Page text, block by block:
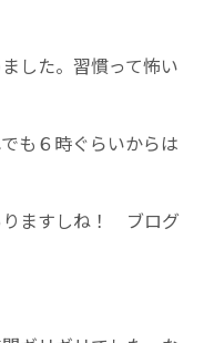
した。習慣って怖い
も６時ぐらいからは
りますしね！ ブログ